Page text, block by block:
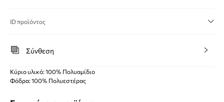
ID προϊόντος
Σύνθεση
Κύριο υλικό: 100% Πολυαμίδιο
Φόδρα: 100% Πολυεστέρας